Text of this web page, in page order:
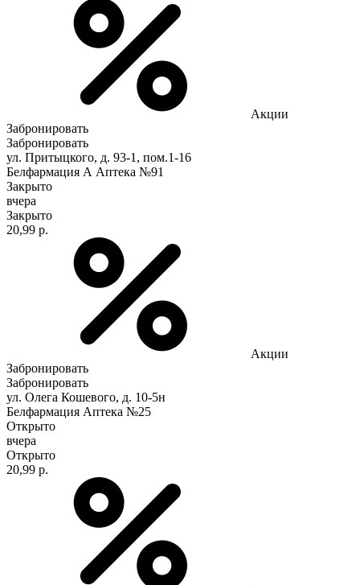
Акции
Забронировать
Забронировать
ул. Притыцкого, д. 93-1, пом.1-16
Белфармация А Аптека №91
Закрыто
вчера
Закрыто
20,99 р.
Акции
Забронировать
Забронировать
ул. Олега Кошевого, д. 10-5н
Белфармация Аптека №25
Открыто
вчера
Открыто
20,99 р.